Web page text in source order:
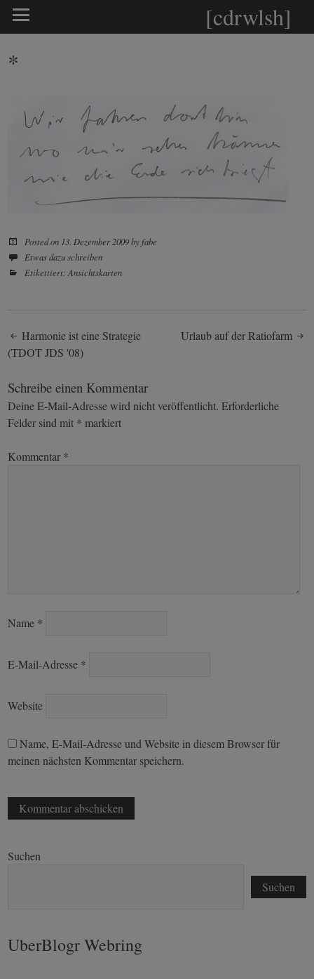
[cdrwlsh]
*
Posted on 13. Dezember 2009by fabe
Etwas dazu schreiben
Etikettiert:Ansichtskarten
Post
navigation
Harmonie ist eine Strategie
(TDOT JDS '08)
Urlaub auf der Ratiofarm
Schreibe einen Kommentar
Deine E-Mail-Adresse wird nicht veröffentlicht. Erforderliche
Felder sind mit * markiert
Kommentar *
Name *
E-Mail-Adresse *
Website
Name, E-Mail-Adresse und Website in diesem Browser für
meinen nächsten Kommentar speichern.
Suchen
Suchen
UberBlogr Webring